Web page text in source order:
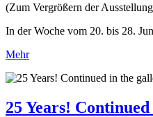
(Zum Vergrößern der
In der Woche vom 20. bis 28.
Mehr
25 Years!